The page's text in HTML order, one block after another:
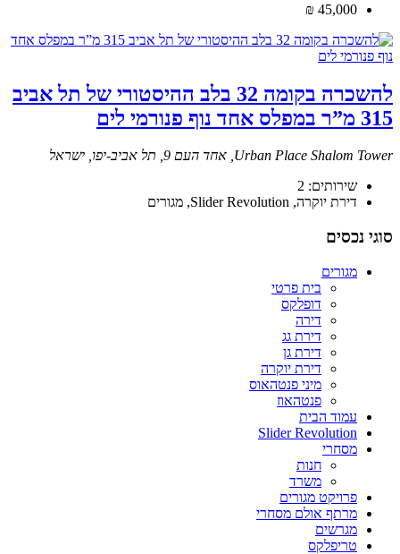
45,000 ₪
להשכרה בקומה 32 בלב ההיסטורי של תל אביב
315 מ”ר במפלס אחד נוף פנורמי לים
Urban Place Shalom Tower, אחד העם 9, תל אביב-יפו, ישראל
שירותים: 2
דירת יוקרה, Slider Revolution, מגורים
סוגי נכסים
מגורים
בית פרטי
דופלקס
דירה
דירת גג
דירת גן
דירת יוקרה
מיני פנטהאוס
פנטהאוז
עמוד הבית
Slider Revolution
מסחרי
חנות
משרד
פרויקט מגורים
מרתף אולם מסחרי
מגרשים
טריפלקס